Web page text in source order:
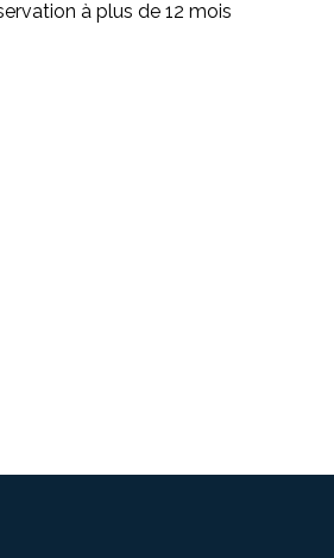
à plus de 12 mois